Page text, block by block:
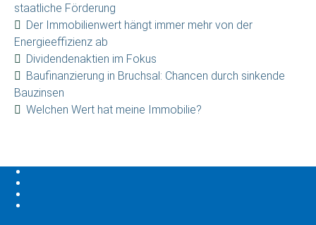
staatliche Förderung
Der Immobilienwert hängt immer mehr von der
Energieeffizienz ab
Dividendenaktien im Fokus
Baufinanzierung in Bruchsal: Chancen durch sinkende
Bauzinsen
Welchen Wert hat meine Immobilie?